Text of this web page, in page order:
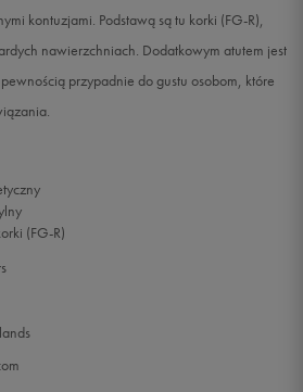
kontuzjami. Podstawą są tu korki (FG-R),
nawierzchniach. Dodatkowym atutem jest
przypadnie do gustu osobom, które
(FG-R)